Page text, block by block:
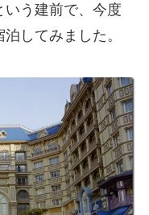
う建前で、今度
してみました。